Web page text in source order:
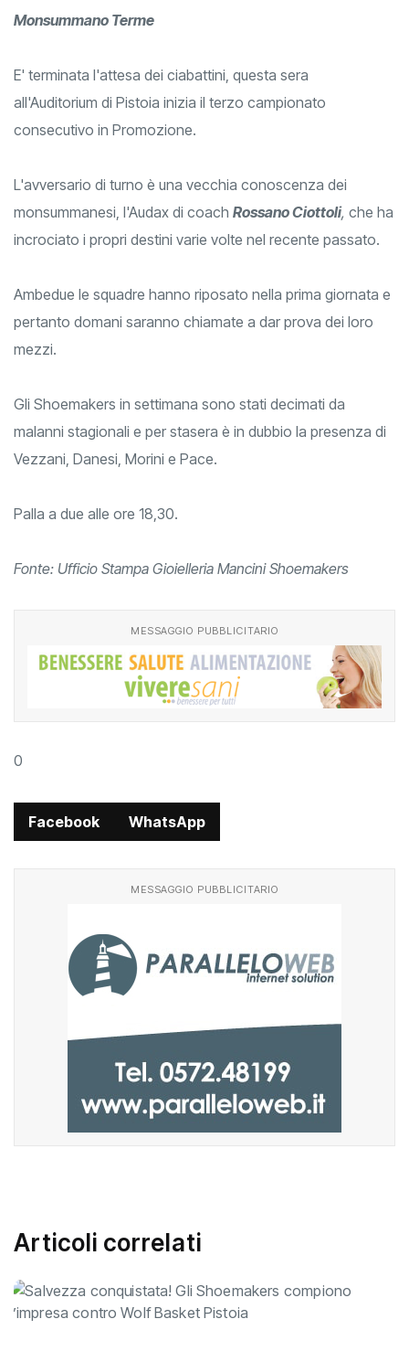
Monsummano Terme
E' terminata l'attesa dei ciabattini, questa sera
all'Auditorium di Pistoia inizia il terzo campionato
consecutivo in Promozione.
L'avversario di turno è una vecchia conoscenza dei
monsummanesi, l'Audax di coach Rossano Ciottoli, che ha
incrociato i propri destini varie volte nel recente passato.
Ambedue le squadre hanno riposato nella prima giornata e
pertanto domani saranno chiamate a dar prova dei loro
mezzi.
Gli Shoemakers in settimana sono stati decimati da
malanni stagionali e per stasera è in dubbio la presenza di
Vezzani, Danesi, Morini e Pace.
Palla a due alle ore 18,30.
Fonte: Ufficio Stampa Gioielleria Mancini Shoemakers
MESSAGGIO PUBBLICITARIO
0
Facebook WhatsApp
MESSAGGIO PUBBLICITARIO
Articoli correlati